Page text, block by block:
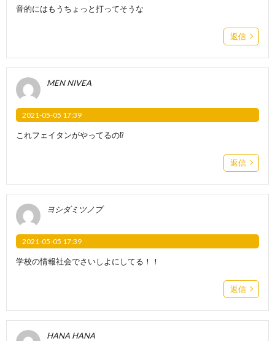
音的にはもうちょっと打ってそうな
返信
MEN NIVEA
2021-05-05 17:39
これフェイタンがやってるの⁉︎
返信
ヨシダミツノブ
2021-05-05 17:39
学校の情報社会でさいしよにしてる！！
返信
HANA HANA